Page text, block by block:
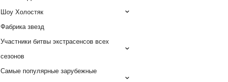
Шоу Холостяк
Фабрика звезд
Участники битвы экстрасенсов всех
сезонов
Самые популярные зарубежные